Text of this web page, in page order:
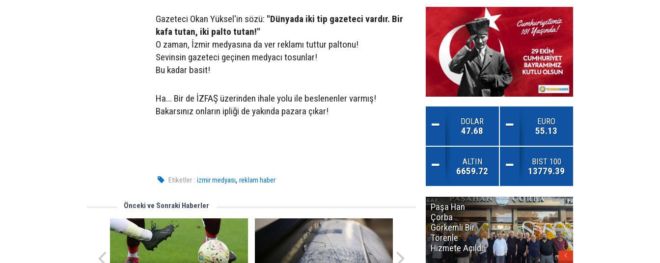
Gazeteci Okan Yüksel'in sözü: "Dünyada iki tip gazeteci vardır. Bir
kafa tutan, iki palto tutan!"
O zaman, İzmir medyasına da ver reklamı tuttur paltonu!
Sevinsin gazeteci geçinen medyacı tosunlar!
Bu kadar basit!
Ha... Bir de İZFAŞ üzerinden ihale yolu ile beslenenler varmış!
Bakarsınız onların ipliği de yakında pazara çıkar!
Etiketler : izmir medyası,reklam haber
Önceki ve Sonraki Haberler
DOLAR
47.68
EURO
55.13
ALTIN
6659.72
BIST 100
13779.39
Paşa Han
Çorba
Görkemli Bir
Törenle
Hizmete Açıldı